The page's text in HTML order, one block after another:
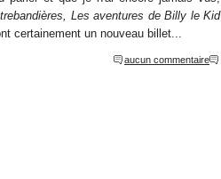
Les aventures de Billy le Kid
certainement un nouveau billet...
aucun commentaire